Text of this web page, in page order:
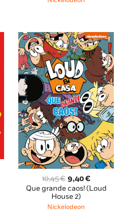
10,45€ O
preço
original
era:
9,40€O
preço
Que grande caos! (Loud
House 2)
Nickelodeon